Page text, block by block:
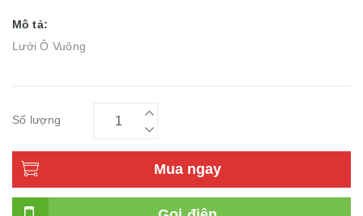
Mô tả:
Lưới Ô Vuông
Số lượng
Mua ngay